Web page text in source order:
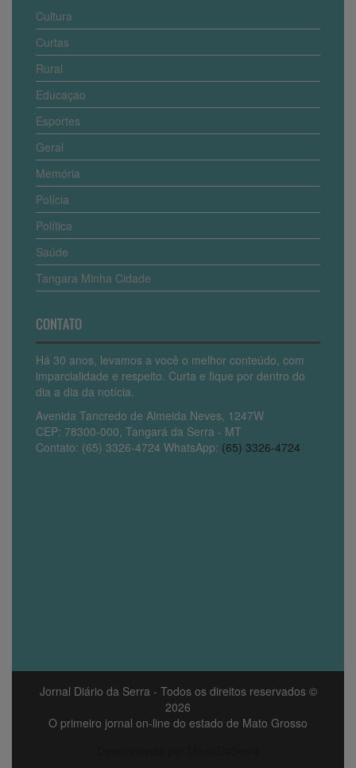
Cultura
Curtas
Rural
Educaçao
Esportes
Geral
Memória
Polícia
Política
Saúde
Tangara Minha Cidade
CONTATO
Há 30 anos, levamos a você o melhor conteúdo, com
imparcialidade e respeito. Curta e fique por dentro do
dia a dia da notícia.
Avenida Tancredo de Almeida Neves, 1247W
CEP: 78300-000, Tangará da Serra - MT
Contato: (65) 3326-4724 WhatsApp: (65) 3326-4724
Jornal Diário da Serra - Todos os direitos reservados ©
2026
O primeiro jornal on-line do estado de Mato Grosso